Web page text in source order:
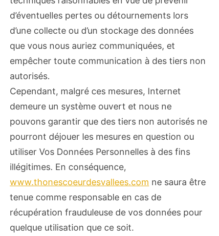
d’éventuelles pertes ou détournements lors
d’une collecte ou d’un stockage des données
que vous nous auriez communiquées, et
empêcher toute communication à des tiers non
autorisés.
Cependant, malgré ces mesures, Internet
demeure un système ouvert et nous ne
pouvons garantir que des tiers non autorisés ne
pourront déjouer les mesures en question ou
utiliser Vos Données Personnelles à des fins
illégitimes. En conséquence,
www.thonescoeurdesvallees.com ne saura être
tenue comme responsable en cas de
récupération frauduleuse de vos données pour
quelque utilisation que ce soit.